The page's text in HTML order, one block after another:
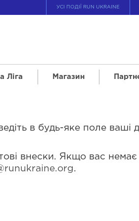
УСІ ПОДІЇ RUN UKRAINE
Ліга Магазин
в будь-яке поле ваші
внески. Якщо вас
.